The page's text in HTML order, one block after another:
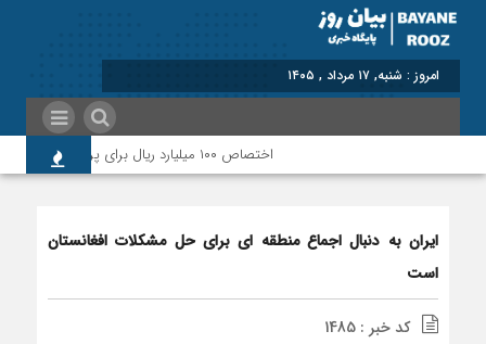
امروز : شنبه, ۱۷ مرداد , ۱۴۰۵
اختصاص ۱۰۰ میلیارد ریال برای پرداخت بدهی‌های دارویی و ارتقای حوزه سلامت پلدختر
ایران به دنبال اجماع منطقه ای برای حل مشکلات افغانستان
است
کد خبر : 1485